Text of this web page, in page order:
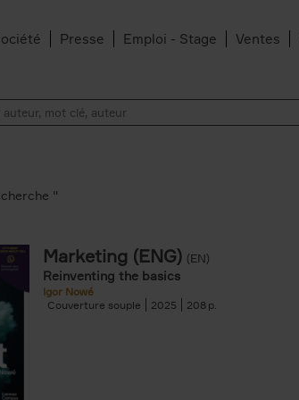
Presse Emploi - Stage Ventes
''
Marketing (ENG) (EN)
Reinventing the basics
Igor Nowé
Couverture souple
2025 208